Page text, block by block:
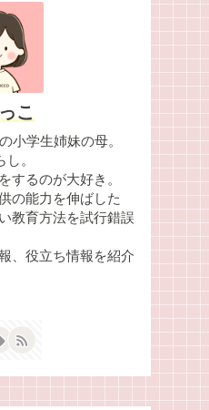
こ
小学生姉妹の母。
。
するのが大好き。
の能力を伸ばした
教育方法を試行錯誤
、役立ち情報を紹介